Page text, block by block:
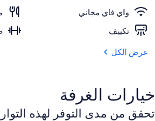
واي فاي مجاني
تكييف
عرض الكل
خيارات الغرفة
تحقق من مدى التوفر لهذه